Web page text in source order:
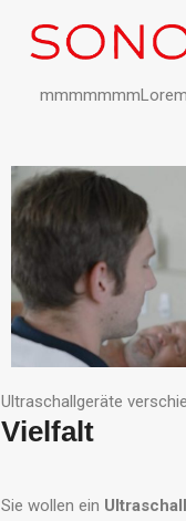
mmmmmmmLorem
Ultraschallgeräte
Vielfalt
Sie wollen ein